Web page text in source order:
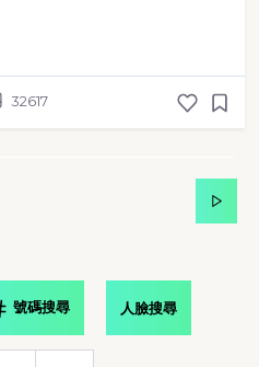
32617
號碼搜尋 人臉搜尋